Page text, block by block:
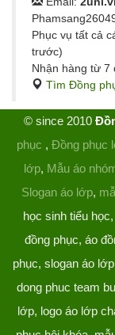
Phục vụ tất cả
trước)
Nhận hàng từ 7
Tìm Đồng
© since 2010
phục , Đồng phục
lớp, Mẫu áo
Slogan áo lớp,
học sinh tiểu
đồng phục, áo
phục, slogan áo
dong phuc team
lớp, logo áo lớp